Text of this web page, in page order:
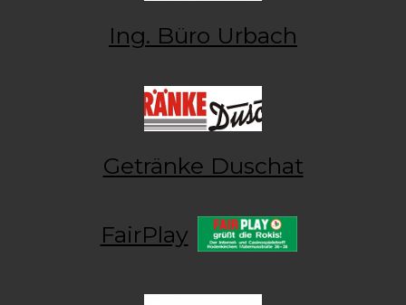
Ing. Büro Urbach
Getränke Duschat
FairPlay